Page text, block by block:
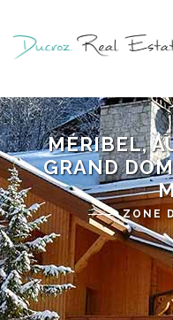
MÉRIBEL,
GRAND
ZONE